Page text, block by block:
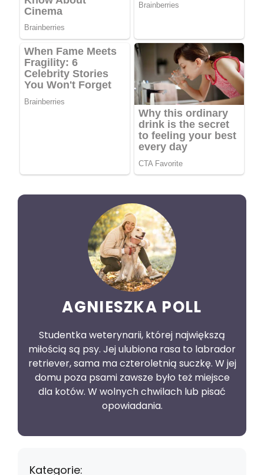
AGNIESZKA POLL
Studentka weterynarii, której największą
miłością są psy. Jej ulubiona rasa to labrador
retriever, sama ma czteroletnią suczkę. W jej
domu poza psami zawsze było też miejsce
dla kotów. W wolnych chwilach lub pisać
opowiadania.
Kategorie: